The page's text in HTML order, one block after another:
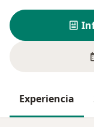
Experiencia